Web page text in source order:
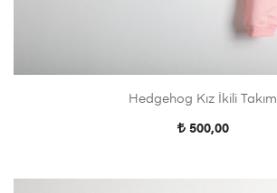
Hedgehog Kız İkili Takım
500,00